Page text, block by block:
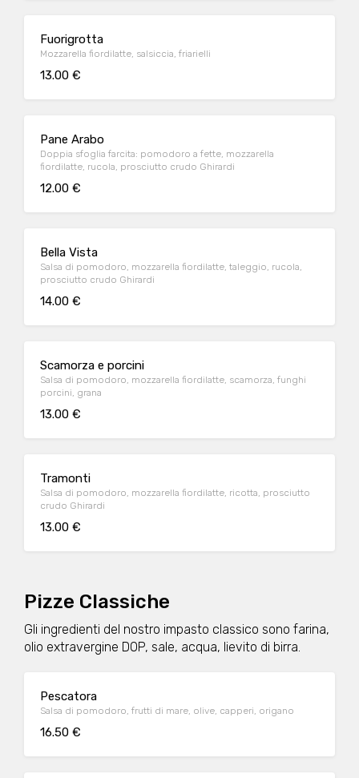
Fuorigrotta
Mozzarella fiordilatte, salsiccia, friarielli
13.00 €
Pane Arabo
Doppia sfoglia farcita: pomodoro a fette, mozzarella
fiordilatte, rucola, prosciutto crudo Ghirardi
12.00 €
Bella Vista
Salsa di pomodoro, mozzarella fiordilatte, taleggio, rucola,
prosciutto crudo Ghirardi
14.00 €
Scamorza e porcini
Salsa di pomodoro, mozzarella fiordilatte, scamorza, funghi
porcini, grana
13.00 €
Tramonti
Salsa di pomodoro, mozzarella fiordilatte, ricotta, prosciutto
crudo Ghirardi
13.00 €
Pizze Classiche
Gli ingredienti del nostro impasto classico sono farina,
olio extravergine DOP, sale, acqua, lievito di birra.
Pescatora
Salsa di pomodoro, frutti di mare, olive, capperi, origano
16.50 €